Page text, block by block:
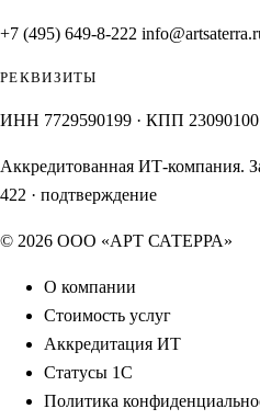
+7 (495) 649-8-222
РЕКВИЗИТЫ
ИНН 7729590199 · КПП
Аккредитованная ИТ-компания.
422 · подтверждение
© 2026 ООО «АРТ САТЕРРА»
О компании
Стоимость услуг
Аккредитация ИТ
Статусы 1С
Политика